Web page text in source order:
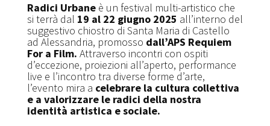
Radici Urbaneè un festival multi-artistico che
si terrà dal 19 al 22 giugno 2025 all’interno del
suggestivo chiostro di Santa Maria di Castello
ad Alessandria, promosso dall’APS Requiem
For a Film. Attraverso incontri con ospiti
d’eccezione, proiezioni all’aperto, performance
live e l’incontro tra diverse forme d’arte,
l’evento mira a celebrare la cultura collettiva
e a valorizzare le radici della nostra
identità artistica e sociale.